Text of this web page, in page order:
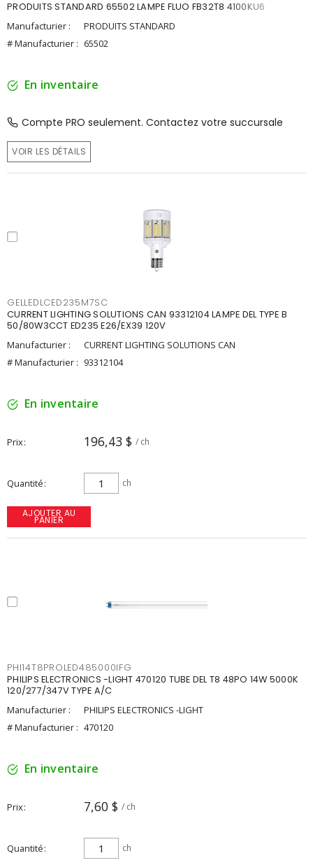
PRODUITS STANDARD 65502 LAMPE FLUO FB32T8 4100KU6
Manufacturier :
PRODUITS STANDARD
# Manufacturier : 65502
En inventaire
Compte PRO seulement. Contactez votre succursale
VOIR LES DÉTAILS
GELLEDLCED235M7SC
CURRENT LIGHTING SOLUTIONS CAN 93312104 LAMPE DEL TYPE B
50/80W3CCT ED235 E26/EX39 120V
Manufacturier :
CURRENT LIGHTING SOLUTIONS CAN
# Manufacturier : 93312104
En inventaire
Prix 196,43 $ / ch
Quantité ch
AJOUTER AU
PANIER
PHI14T8PROLED485000IFG
PHILIPS ELECTRONICS -LIGHT 470120 TUBE DEL T8 48PO 14W 5000K
120/277/347V TYPE A/C
Manufacturier :
PHILIPS ELECTRONICS -LIGHT
# Manufacturier : 470120
En inventaire
Prix 7,60 $ / ch
Quantité ch